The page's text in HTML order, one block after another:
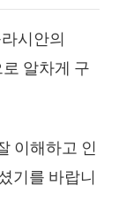
시안의
알차게 구
이해하고 인
기를 바랍니